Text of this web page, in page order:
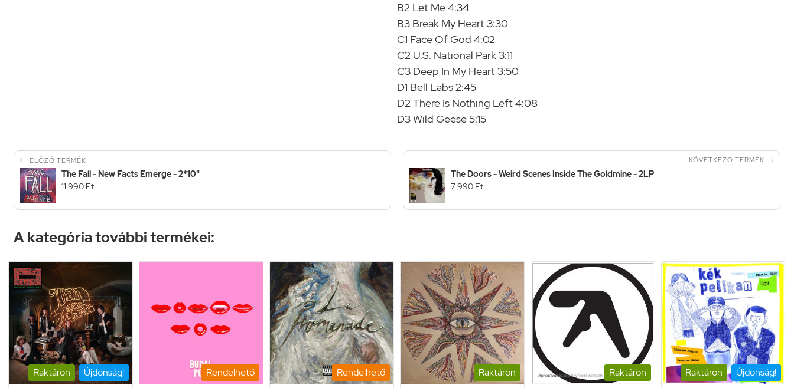
B2 Let Me 4:34
B3 Break My Heart 3:30
C1 Face Of God 4:02
C2 U.S. National Park 3:11
C3 Deep In My Heart 3:50
D1 Bell Labs 2:45
D2 There Is Nothing Left 4:08
D3 Wild Geese 5:15
 ELŐZŐ TERMÉK
The Fall - New Facts Emerge - 2*10"
11 990 Ft
KÖVETKEZŐ TERMÉK 
The Doors - Weird Scenes Inside The Goldmine - 2LP
7 990 Ft
A kategória további termékei:
Raktáron Újdonság! Rendelhető Rendelhető Raktáron Raktáron Raktáron Újdonság!